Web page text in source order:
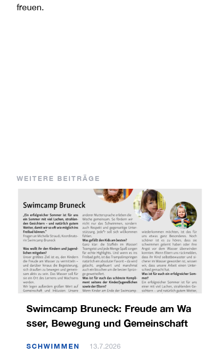
freuen.
WEITERE BEITRÄGE
Swimcamp Bruneck: Freude am Wa
sser, Bewegung und Gemeinschaft
SCHWIMMEN 13.7.2026